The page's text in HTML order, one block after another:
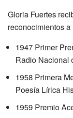
Gloria Fuertes
reconocimientos
1947 Primer
Radio Nacional
1958 Primera
Poesía Lírica
1959 Premio